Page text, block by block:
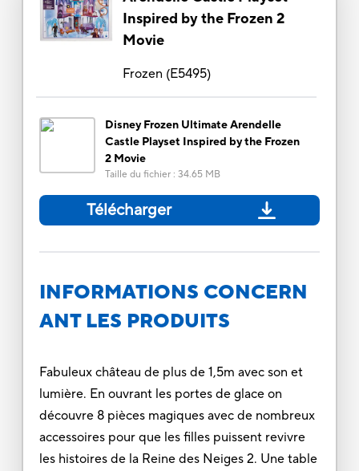
Inspired by the Frozen 2
Movie
Frozen (E5495)
Disney Frozen Ultimate Arendelle
Castle Playset Inspired by the Frozen
2 Movie
Taille du fichier: 34.65 MB
Télécharger
INFORMATIONS CONCERN
ANT LES PRODUITS
Fabuleux château de plus de 1,5m avec son et
lumière. En ouvrant les portes de glace on
découvre 8 pièces magiques avec de nombreux
accessoires pour que les filles puissent revivre
les histoires de la Reine des Neiges 2. Une table